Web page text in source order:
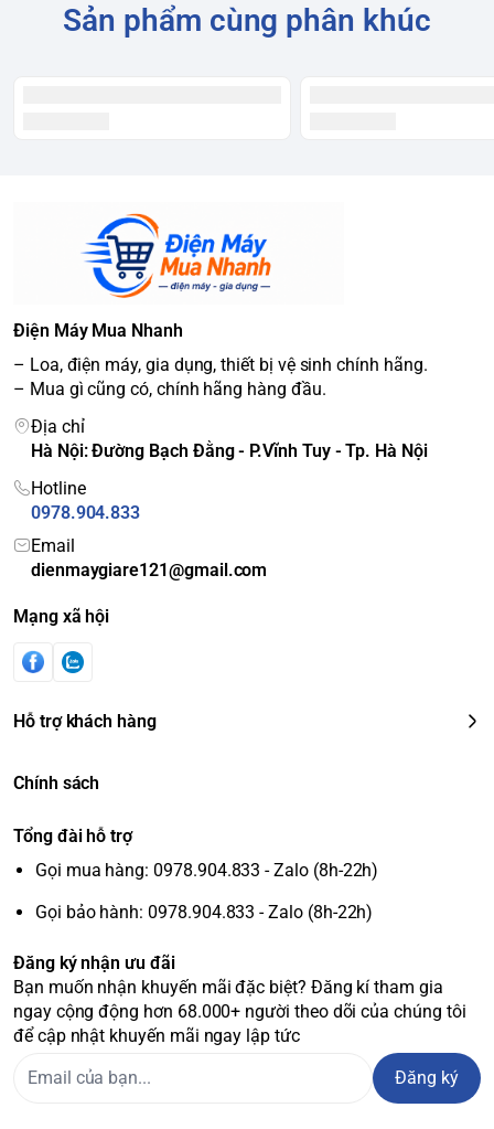
Sản phẩm cùng phân khúc
Điện Máy Mua Nhanh
– Loa, điện máy, gia dụng, thiết bị vệ sinh chính hãng.
– Mua gì cũng có, chính hãng hàng đầu.
Địa chỉ
Hà Nội: Đường Bạch Đằng - P.Vĩnh Tuy - Tp. Hà Nội
Hotline
0978.904.833
Email
dienmaygiare121@gmail.com
Mạng xã hội
Hỗ trợ khách hàng
Chính sách
Tổng đài hỗ trợ
Gọi mua hàng: 0978.904.833 - Zalo (8h-22h)
Gọi bảo hành: 0978.904.833 - Zalo (8h-22h)
Đăng ký nhận ưu đãi
Bạn muốn nhận khuyến mãi đặc biệt? Đăng kí tham gia
ngay cộng động hơn 68.000+ người theo dõi của chúng tôi
để cập nhật khuyến mãi ngay lập tức
Đăng ký